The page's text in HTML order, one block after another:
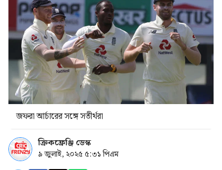
জফরা আর্চারের সঙ্গে সতীর্থরা
ক্রিকফ্রেঞ্জি ডেস্ক
৯ জুলাই, ২০২৫ ৫:৩১ পিএম